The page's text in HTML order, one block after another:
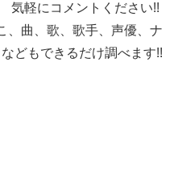
気軽にコメントください!!
、曲、歌、歌手、声優、ナ
どもできるだけ調べます!!